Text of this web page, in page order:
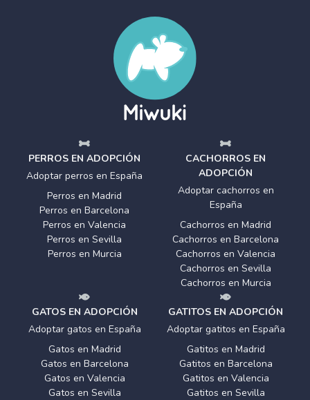
PERROS EN ADOPCIÓN
Adoptar perros en España
Perros en Madrid
Perros en Barcelona
Perros en Valencia
Perros en Sevilla
Perros en Murcia
CACHORROS EN
ADOPCIÓN
Adoptar cachorros en
España
Cachorros en Madrid
Cachorros en Barcelona
Cachorros en Valencia
Cachorros en Sevilla
Cachorros en Murcia
GATOS EN ADOPCIÓN
Adoptar gatos en España
Gatos en Madrid
Gatos en Barcelona
Gatos en Valencia
Gatos en Sevilla
GATITOS EN ADOPCIÓN
Adoptar gatitos en España
Gatitos en Madrid
Gatitos en Barcelona
Gatitos en Valencia
Gatitos en Sevilla